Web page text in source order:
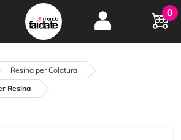
Hobby e
creatività...
oltre 15 anni online
0
Resina per Colatura
Resina